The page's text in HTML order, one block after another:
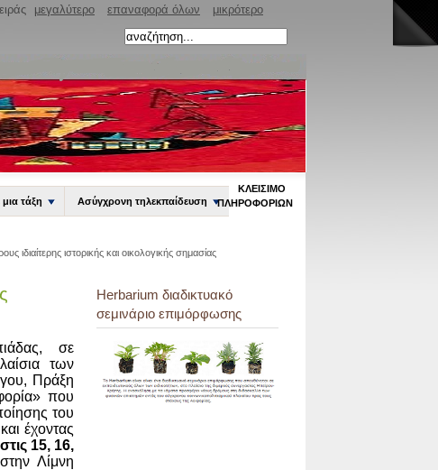
μεγαλύτερο επαναφορά όλων μικρότερο
τάξη Ασύγχρονη τηλεκπαίδευση
ιδιαίτερης ιστορικής και οικολογικής σημασίας
σε
των
Πράξη
που
του
έχοντας
15, 16,
Λίμνη
ΚΛΕΊΣΙΜΟ
ΠΛΗΡΟΦΟΡΙΏΝ
Herbarium διαδικτυακό
σεμινάριο επιμόρφωσης